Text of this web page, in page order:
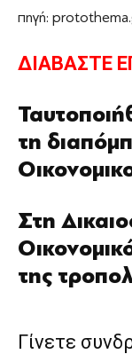
πηγή:
ΔΙΑΒΑΣΤΕ
τη
Στη
της
Γίνετε